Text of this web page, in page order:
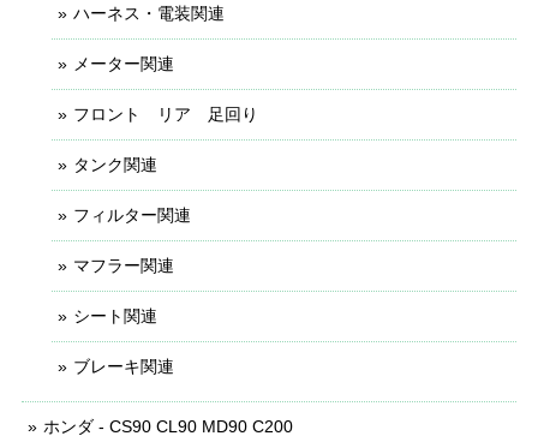
ハーネス・電装関連
メーター関連
フロント リア 足回り
タンク関連
フィルター関連
マフラー関連
シート関連
ブレーキ関連
ホンダ - CS90 CL90 MD90 C200